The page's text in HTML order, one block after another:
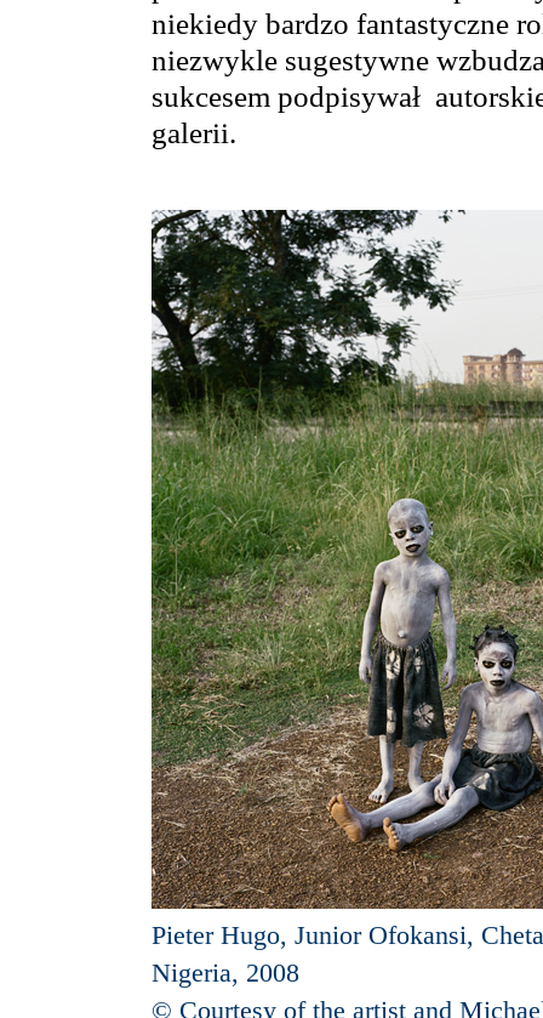
niekiedy bardzo fantastyczne
niezwykle sugestywne
sukcesem podpisywał
galerii.
Pieter Hugo, Junior Ofokansi,
Nigeria, 2008
© Courtesy of the artist and